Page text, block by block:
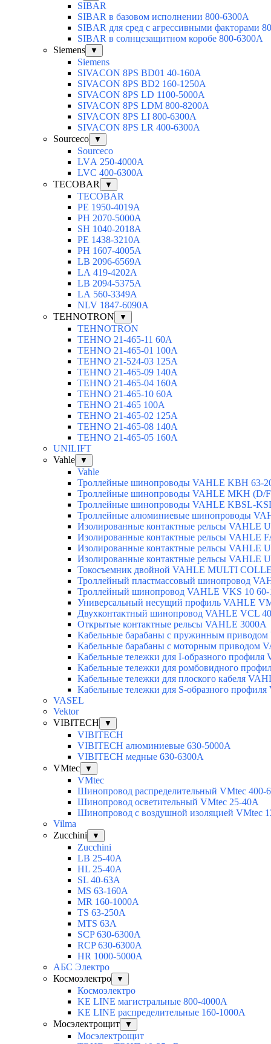
SIBAR
SIBAR в базовом исполнении 800-6300А
SIBAR для сред с агрессивными факторами
SIBAR в солнцезащитном коробе 800-6300А
Siemens
▼
Siemens
SIVACON 8PS BD01 40-160A
SIVACON 8PS BD2 160-1250A
SIVACON 8PS LD 1100-5000A
SIVACON 8PS LDM 800-8200A
SIVACON 8PS LI 800-6300A
SIVACON 8PS LR 400-6300A
Sourceco
▼
Sourceco
LVА 250-4000А
LVС 400-6300А
TECOBAR
▼
TECOBAR
РЕ 1950-4019А
РН 2070-5000А
SН 1040-2018А
РЕ 1438-3210А
РН 1607-4005А
LB 2096-6569A
LА 419-4202А
LВ 2094-5375А
LА 560-3349А
NLV 1847-6090А
TEHNOTRON
▼
TEHNOTRON
TEHNO 21-465-11 60A
TEHNO 21-465-01 100A
TEHNO 21-524-03 125A
TEHNO 21-465-09 140A
TEHNO 21-465-04 160A
TEHNO 21-465-10 60A
TEHNO 21-465 100A
TEHNO 21-465-02 125А
TEHNO 21-465-08 140A
TEHNO 21-465-05 160A
UNILIFT
Vahle
▼
Vahle
Троллейные шинопроводы VAHLE KBH 63-
Троллейные шинопроводы VAHLE MKH (D/
Троллейные шинопроводы VAHLE KBSL-
Троллейные алюминиевые шинопроводы
Изолированные контактные рельсы VAHLE
Изолированные контактные рельсы VAHLE
Изолированные контактные рельсы VAHLE
Изолированные контактные рельсы VAHLE
Токосъемник двойной VAHLE MULTI
Троллейный пластмассовый шинопровод
Троллейный шинопровод VAHLE VKS 10
Универсальный несущий профиль VAHLE
Двухконтактный шинопровод VAHLE VCL
Открытые контактные рельсы VAHLE 3000А
Кабельные барабаны с пружинным
Кабельные барабаны с моторным приводом
Кабельные тележки для I-образного профиля
Кабельные тележки для ромбовидного
Кабельные тележки для плоского кабеля
Кабельные тележки для S-образного
VASEL
Vektor
VIBITECH
▼
VIBITECH
VIBITECH алюминиевые 630-5000А
VIBITECH медные 630-6300А
VMtec
▼
VMtec
Шинопровод распределительный VMtec 400-
Шинопровод осветительный VMtec 25-40А
Шинопровод с воздушной изоляцией VMtec
Vilma
Zucchini
▼
Zucchini
LB 25-40A
HL 25-40A
SL 40-63A
MS 63-160A
MR 160-1000A
TS 63-250A
MTS 63A
SCP 630-6300A
RCP 630-6300A
HR 1000-5000A
АБС Электро
Космоэлектро
▼
Космоэлектро
KE LINE магистральные 800-4000А
KE LINE распределительные 160-1000А
Мосэлектрощит
▼
Мосэлектрощит